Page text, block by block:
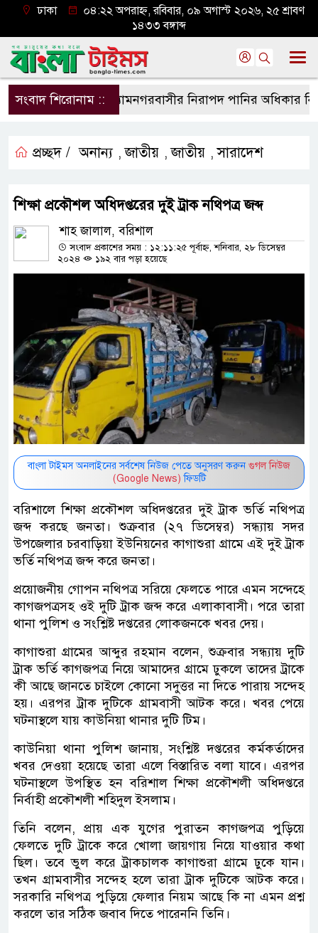
ঢাকা
০৪:২২ অপরাহ্ন, রবিবার, ০৯ অগাস্ট ২০২৬, ২৫ শ্রাবণ
১৪৩৩ বঙ্গাব্দ
সংবাদ শিরোনাম ::শ্যামনগরবাসীর নিরাপদ পানির অধিকার
প্রচ্ছদ / অনান্য ,জাতীয় ,জাতীয় ,সারাদেশ
শিক্ষা প্রকৌশল অধিদপ্তরের দুই ট্রাক নথিপত্র জব্দ
শাহ জালাল, বরিশাল
সংবাদ প্রকাশের সময় : ১২:১১:২৫ পূর্বাহ্ন, শনিবার, ২৮ ডিসেম্বর
২০২৪
১৯২ বার পড়া হয়েছে
বাংলা টাইমস অনলাইনের সর্বশেষ নিউজ পেতে অনুসরণ করুন গুগল নিউজ
(Google News) ফিডটি
বরিশালে শিক্ষা প্রকৌশল অধিদপ্তরের দুই ট্রাক ভর্তি নথিপত্র
জব্দ করছে জনতা। শুক্রবার (২৭ ডিসেম্বর) সন্ধ্যায় সদর
উপজেলার চরবাড়িয়া ইউনিয়নের কাগাশুরা গ্রামে এই দুই ট্রাক
ভর্তি নথিপত্র জব্দ করে জনতা।
প্রয়োজনীয় গোপন নথিপত্র সরিয়ে ফেলতে পারে এমন সন্দেহে
কাগজপত্রসহ ওই দুটি ট্রাক জব্দ করে এলাকাবাসী। পরে তারা
থানা পুলিশ ও সংশ্লিষ্ট দপ্তরের লোকজনকে খবর দেয়।
কাগাশুরা গ্রামের আব্দুর রহমান বলেন, শুক্রবার সন্ধ্যায় দুটি
ট্রাক ভর্তি কাগজপত্র নিয়ে আমাদের গ্রামে ঢুকলে তাদের ট্রাকে
কী আছে জানতে চাইলে কোনো সদুত্তর না দিতে পারায় সন্দেহ
হয়। এরপর ট্রাক দুটিকে গ্রামবাসী আটক করে। খবর পেয়ে
ঘটনাস্থলে যায় কাউনিয়া থানার দুটি টিম।
কাউনিয়া থানা পুলিশ জানায়, সংশ্লিষ্ট দপ্তরের কর্মকর্তাদের
খবর দেওয়া হয়েছে তারা এলে বিস্তারিত বলা যাবে। এরপর
ঘটনাস্থলে উপস্থিত হন বরিশাল শিক্ষা প্রকৌশলী অধিদপ্তরে
নির্বাহী প্রকৌশলী শহিদুল ইসলাম।
তিনি বলেন, প্রায় এক যুগের পুরাতন কাগজপত্র পুড়িয়ে
ফেলতে দুটি ট্রাকে করে খোলা জায়গায় নিয়ে যাওয়ার কথা
ছিল। তবে ভুল করে ট্রাকচালক কাগাশুরা গ্রামে ঢুকে যান।
তখন গ্রামবাসীর সন্দেহ হলে তারা ট্রাক দুটিকে আটক করে।
সরকারি নথিপত্র পুড়িয়ে ফেলার নিয়ম আছে কি না এমন প্রশ্ন
করলে তার সঠিক জবাব দিতে পারেননি তিনি।